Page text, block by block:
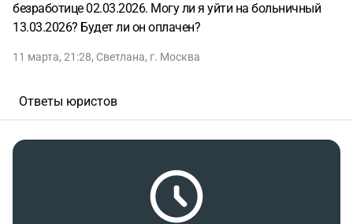
безработице 02.03.2026. Могу ли я уйти на больничный
13.03.2026? Будет ли он оплачен?
11 марта, 21:28, Светлана, г. Москва
Ответы юристов